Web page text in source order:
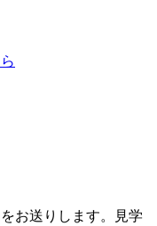
お送りします。見学